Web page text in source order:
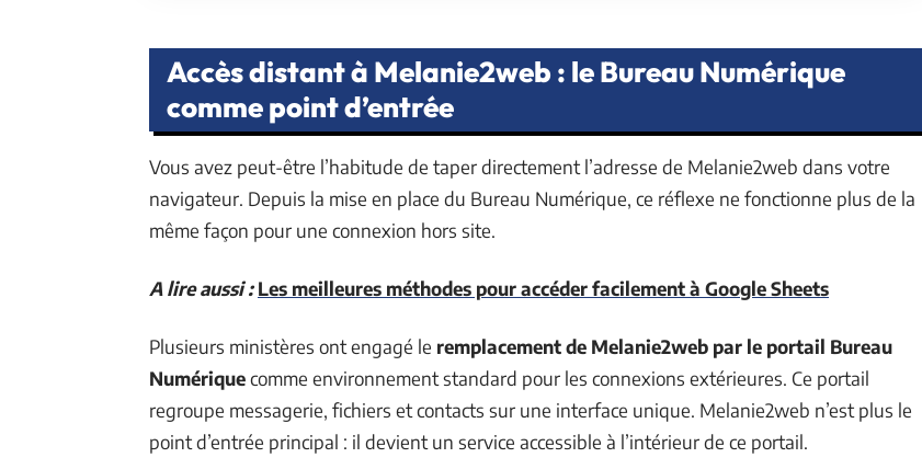
Accès distant à Melanie2web : le Bureau Numérique
comme point d’entrée
Vous avez peut-être l’habitude de taper directement l’adresse de Melanie2web dans votre
navigateur. Depuis la mise en place du Bureau Numérique, ce réflexe ne fonctionne plus de la
même façon pour une connexion hors site.
A lire aussi : Les meilleures méthodes pour accéder facilement à Google Sheets
Plusieurs ministères ont engagé le remplacement de Melanie2web par le portail Bureau
Numériquecomme environnement standard pour les connexions extérieures. Ce portail
regroupe messagerie, fichiers et contacts sur une interface unique. Melanie2web n’est plus le
point d’entrée principal : il devient un service accessible à l’intérieur de ce portail.